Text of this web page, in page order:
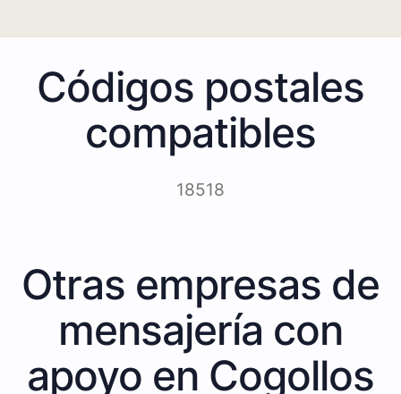
Códigos postales
compatibles
18518
Otras empresas de
mensajería con
apoyo en Cogollos